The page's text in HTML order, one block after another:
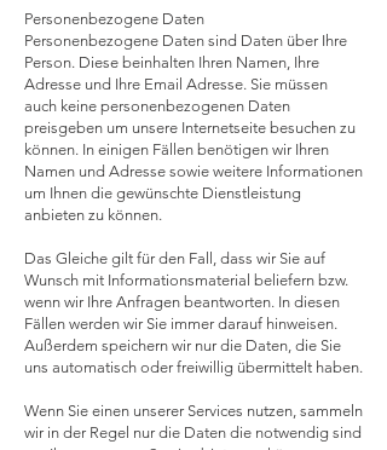
Personenbezogene Daten
Personenbezogene Daten sind Daten über Ihre
Person. Diese beinhalten Ihren Namen, Ihre
Adresse und Ihre Email Adresse. Sie müssen
auch keine personenbezogenen Daten
preisgeben um unsere Internetseite besuchen zu
können. In einigen Fällen benötigen wir Ihren
Namen und Adresse sowie weitere Informationen
um Ihnen die gewünschte Dienstleistung
anbieten zu können.
Das Gleiche gilt für den Fall, dass wir Sie auf
Wunsch mit Informationsmaterial beliefern bzw.
wenn wir Ihre Anfragen beantworten. In diesen
Fällen werden wir Sie immer darauf hinweisen.
Außerdem speichern wir nur die Daten, die Sie
uns automatisch oder freiwillig übermittelt haben.
Wenn Sie einen unserer Services nutzen, sammeln
wir in der Regel nur die Daten die notwendig sind